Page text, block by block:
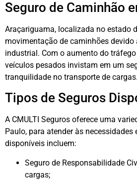
Seguro de Caminhão
Araçariguama, localizada no estado
movimentação de caminhões
industrial. Com o aumento do
veículos pesados invistam em um
tranquilidade no transporte de cargas.
Tipos de Seguros
A CMULTI Seguros oferece uma
Paulo, para atender às
disponíveis incluem:
Seguro de Responsabilidade
cargas;